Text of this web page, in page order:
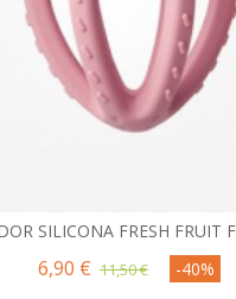
SILICONA FRESH FRUIT
6,90 € 11,50 € -40%